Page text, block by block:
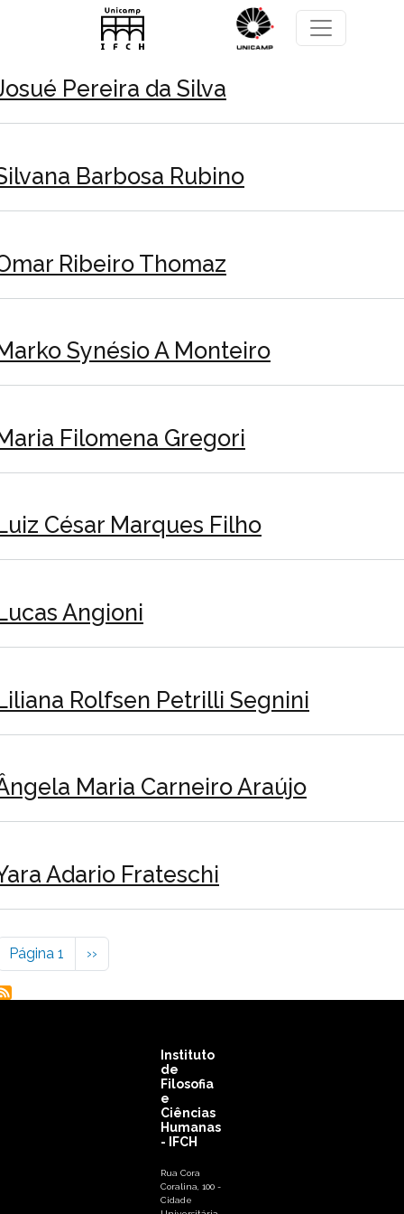
Pular para o conteúdo principal
Pereira da Silva
Barbosa Rubino
Ribeiro Thomaz
Synésio A Monteiro
Filomena Gregori
César Marques Filho
Angioni
Rolfsen Petrilli Segnini
Maria Carneiro Araújo
Adario Frateschi
Página 1 Próxima página
››
Instituto
de
Filosofia
e
Ciências
Humanas
- IFCH
Rua Cora
Coralina, 100 -
Cidade